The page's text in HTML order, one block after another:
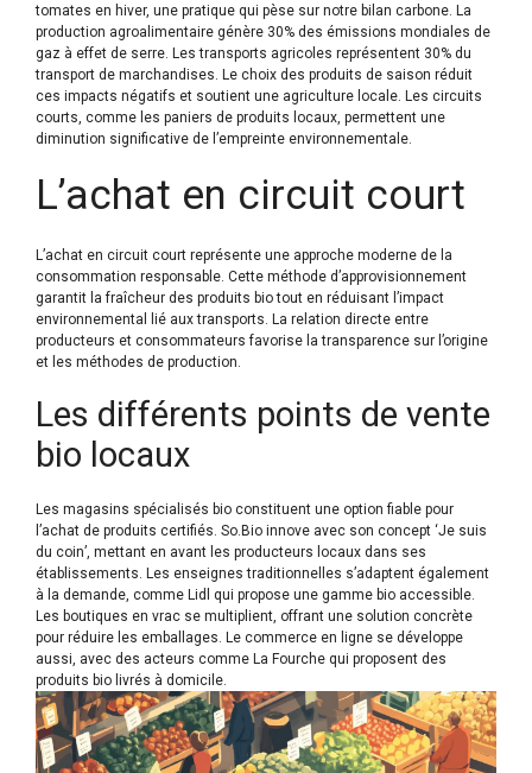
tomates en hiver, une pratique qui pèse sur notre bilan carbone. La
production agroalimentaire génère 30% des émissions mondiales de
gaz à effet de serre. Les transports agricoles représentent 30% du
transport de marchandises. Le choix des produits de saison réduit
ces impacts négatifs et soutient une agriculture locale. Les circuits
courts, comme les paniers de produits locaux, permettent une
diminution significative de l’empreinte environnementale.
L’achat en circuit court
L’achat en circuit court représente une approche moderne de la
consommation responsable. Cette méthode d’approvisionnement
garantit la fraîcheur des produits bio tout en réduisant l’impact
environnemental lié aux transports. La relation directe entre
producteurs et consommateurs favorise la transparence sur l’origine
et les méthodes de production.
Les différents points de vente
bio locaux
Les magasins spécialisés bio constituent une option fiable pour
l’achat de produits certifiés. So.Bio innove avec son concept ‘Je suis
du coin’, mettant en avant les producteurs locaux dans ses
établissements. Les enseignes traditionnelles s’adaptent également
à la demande, comme Lidl qui propose une gamme bio accessible.
Les boutiques en vrac se multiplient, offrant une solution concrète
pour réduire les emballages. Le commerce en ligne se développe
aussi, avec des acteurs comme La Fourche qui proposent des
produits bio livrés à domicile.